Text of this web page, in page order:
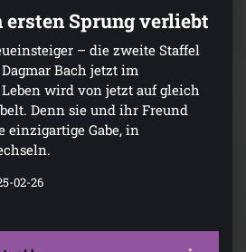
Sprung verliebt
– die zweite Staffel
Bach jetzt im
wird von jetzt auf gleich
Denn sie und ihr Freund
einzigartige Gabe, in
02-26